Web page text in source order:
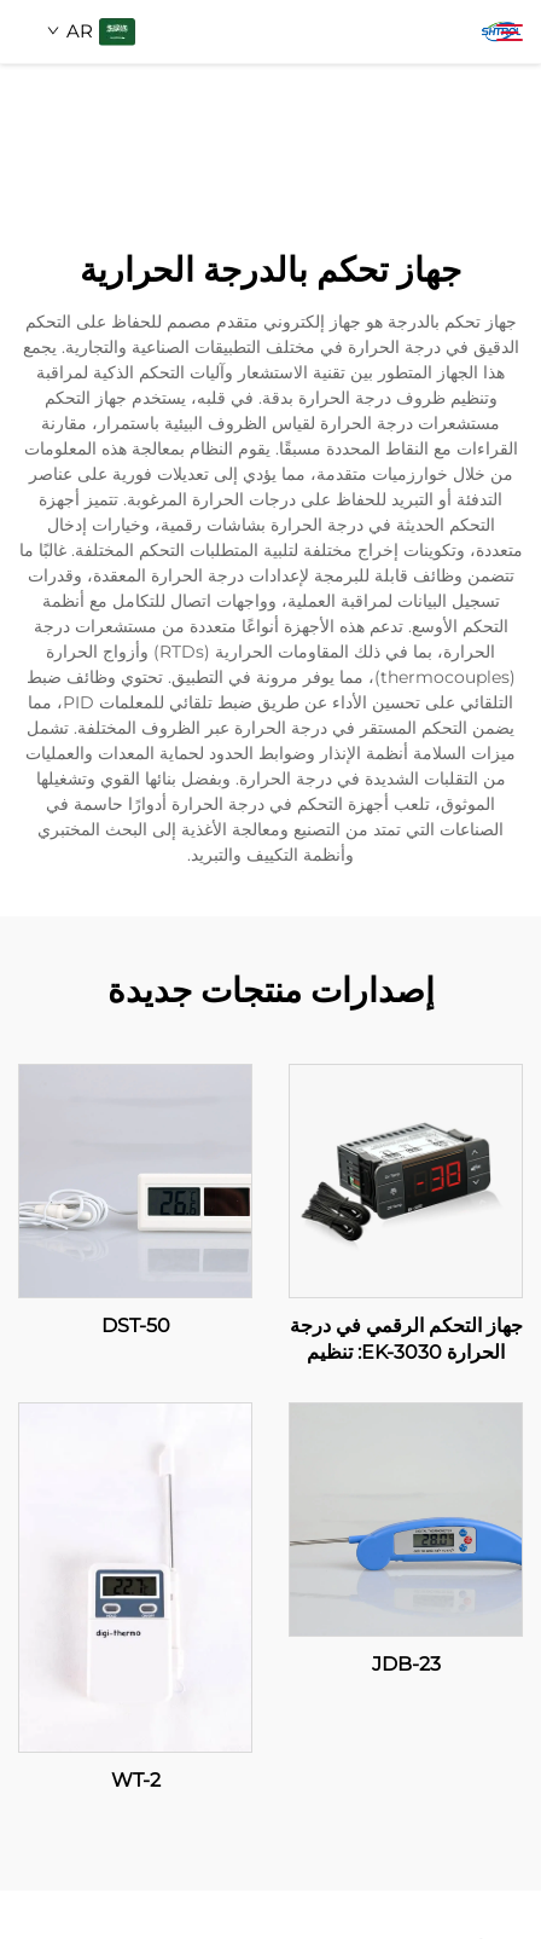
AR
اتصل بنا
جهاز تحكم بالدرجة الحرارية
جهاز تحكم بالدرجة هو جهاز إلكتروني متقدم مصمم للحفاظ على التحكم
الدقيق في درجة الحرارة في مختلف التطبيقات الصناعية والتجارية. يجمع
هذا الجهاز المتطور بين تقنية الاستشعار وآليات التحكم الذكية لمراقبة
وتنظيم ظروف درجة الحرارة بدقة. في قلبه، يستخدم جهاز التحكم
مستشعرات درجة الحرارة لقياس الظروف البيئية باستمرار، مقارنة
القراءات مع النقاط المحددة مسبقًا. يقوم النظام بمعالجة هذه المعلومات
من خلال خوارزميات متقدمة، مما يؤدي إلى تعديلات فورية على عناصر
التدفئة أو التبريد للحفاظ على درجات الحرارة المرغوبة. تتميز أجهزة
التحكم الحديثة في درجة الحرارة بشاشات رقمية، وخيارات إدخال
متعددة، وتكوينات إخراج مختلفة لتلبية المتطلبات التحكم المختلفة. غالبًا ما
تتضمن وظائف قابلة للبرمجة لإعدادات درجة الحرارة المعقدة، وقدرات
تسجيل البيانات لمراقبة العملية، وواجهات اتصال للتكامل مع أنظمة
التحكم الأوسع. تدعم هذه الأجهزة أنواعًا متعددة من مستشعرات درجة
الحرارة، بما في ذلك المقاومات الحرارية (RTDs) وأزواج الحرارة
(thermocouples)، مما يوفر مرونة في التطبيق. تحتوي وظائف ضبط
التلقائي على تحسين الأداء عن طريق ضبط تلقائي للمعلمات PID، مما
يضمن التحكم المستقر في درجة الحرارة عبر الظروف المختلفة. تشمل
ميزات السلامة أنظمة الإنذار وضوابط الحدود لحماية المعدات والعمليات
من التقلبات الشديدة في درجة الحرارة. وبفضل بنائها القوي وتشغيلها
الموثوق، تلعب أجهزة التحكم في درجة الحرارة أدوارًا حاسمة في
الصناعات التي تمتد من التصنيع ومعالجة الأغذية إلى البحث المختبري
وأنظمة التكييف والتبريد.
إصدارات منتجات جديدة
جهاز التحكم الرقمي في درجة
الحرارة EK-3030: تنظيم
للتطبيقات الصناعية والتجارية
DST-50
JDB-23
WT-2